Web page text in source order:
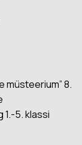
müsteerium” 8.
5. klassi